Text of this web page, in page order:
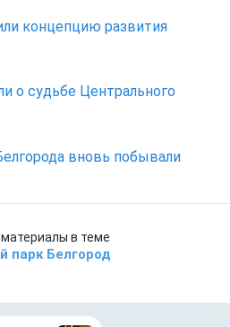
концепцию развития
о судьбе Центрального
вновь побывали
в теме
парк Белгород